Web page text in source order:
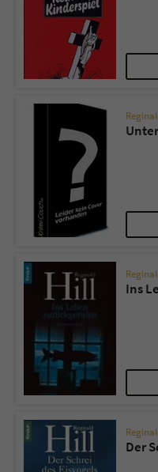
Ins
Der